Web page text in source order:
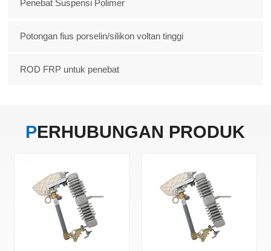
Penebat Suspensi Polimer
Potongan fius porselin/silikon voltan tinggi
ROD FRP untuk penebat
PERHUBUNGAN PRODUK